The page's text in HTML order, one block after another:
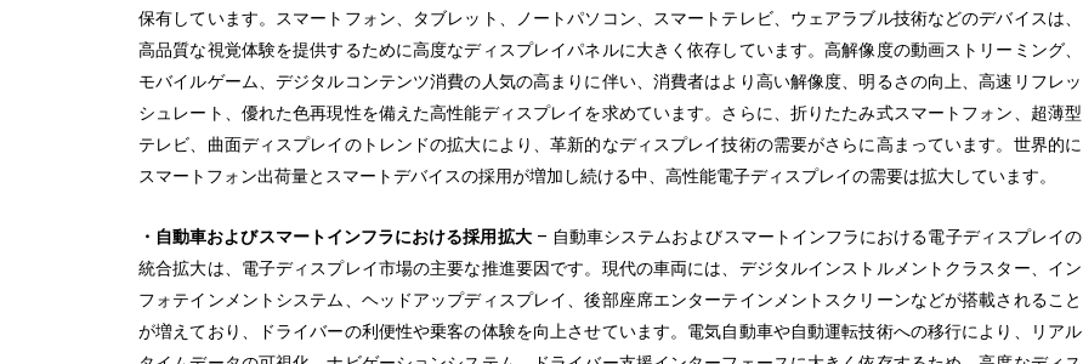
保有しています。スマートフォン、タブレット、ノートパソコン、スマートテレビ、ウェアラブル技術などのデバイスは、
高品質な視覚体験を提供するために高度なディスプレイパネルに大きく依存しています。高解像度の動画ストリーミング、
モバイルゲーム、デジタルコンテンツ消費の人気の高まりに伴い、消費者はより高い解像度、明るさの向上、高速リフレッ
シュレート、優れた色再現性を備えた高性能ディスプレイを求めています。さらに、折りたたみ式スマートフォン、超薄型
テレビ、曲面ディスプレイのトレンドの拡大により、革新的なディスプレイ技術の需要がさらに高まっています。世界的に
スマートフォン出荷量とスマートデバイスの採用が増加し続ける中、高性能電子ディスプレイの需要は拡大しています。
・自動車およびスマートインフラにおける採用拡大– 自動車システムおよびスマートインフラにおける電子ディスプレイの
統合拡大は、電子ディスプレイ市場の主要な推進要因です。現代の車両には、デジタルインストルメントクラスター、イン
フォテインメントシステム、ヘッドアップディスプレイ、後部座席エンターテインメントスクリーンなどが搭載されること
が増えており、ドライバーの利便性や乗客の体験を向上させています。電気自動車や自動運転技術への移行により、リアル